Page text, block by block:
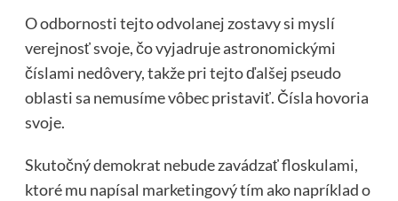
O odbornosti tejto odvolanej zostavy si myslí
verejnosť svoje, čo vyjadruje astronomickými
číslami nedôvery, takže pri tejto ďalšej pseudo
oblasti sa nemusíme vôbec pristaviť. Čísla hovoria
svoje.
Skutočný demokrat nebude zavádzať floskulami,
ktoré mu napísal marketingový tím ako napríklad o